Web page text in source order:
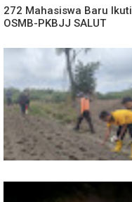
272 Mahasiswa Baru Ikuti
OSMB-PKBJJ SALUT